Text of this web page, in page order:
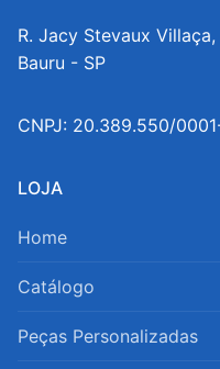
R. Jacy Stevaux
Bauru - SP
CNPJ: 20.389.550/
LOJA
Home
Catálogo
Peças Personalizadas